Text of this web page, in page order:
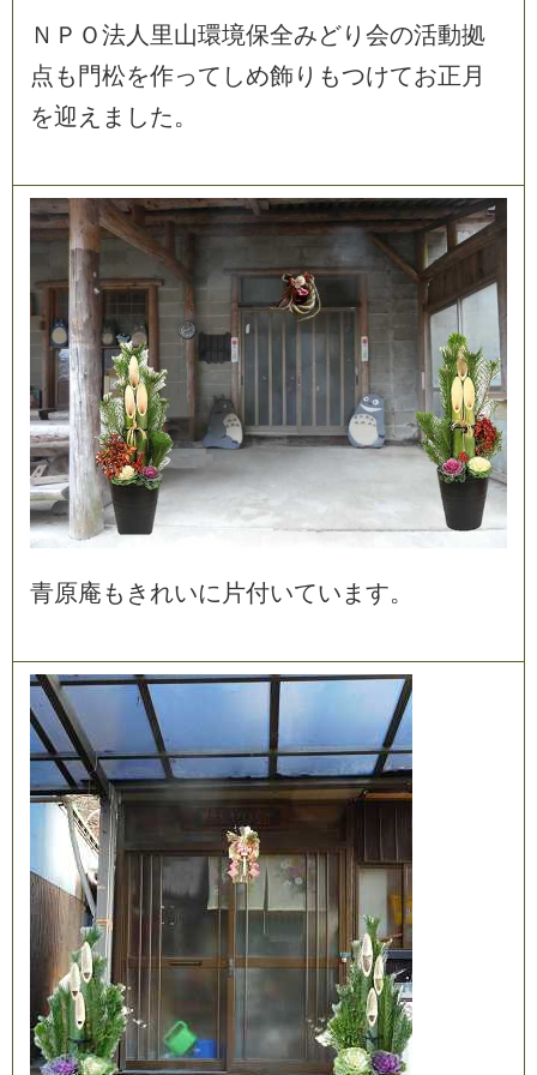
Ｎ Ｐ Ｏ法人 里山環境保全みどり 会の活動拠
点 も門松を作って しめ飾 り もつけてお正 月
を迎 え ま した。
青原庵も き れいに 片付いてい ま す。